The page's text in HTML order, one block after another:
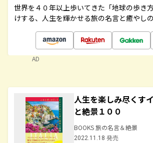
世界を４０年以上歩いてきた「地球の歩き
けする、人生を輝かせる旅の名言と癒やし
AD
人生を楽しみ尽くす
と絶景１００
BOOKS 旅の名言＆絶景
2022.11.18 発売